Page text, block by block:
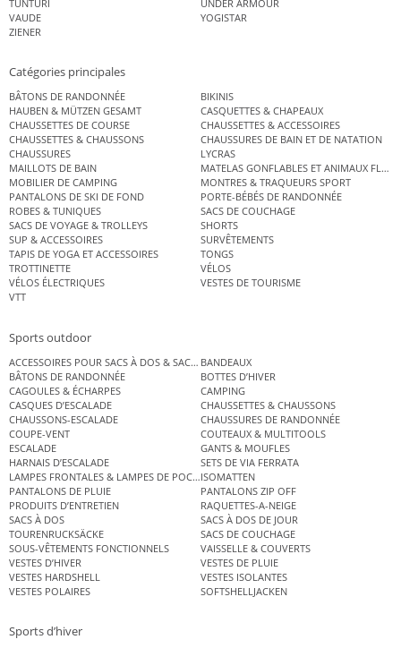
TUNTURI
UNDER ARMOUR
VAUDE
YOGISTAR
ZIENER
Catégories principales
BÂTONS DE RANDONNÉE
BIKINIS
HAUBEN & MÜTZEN GESAMT
CASQUETTES & CHAPEAUX
CHAUSSETTES DE COURSE
CHAUSSETTES & ACCESSOIRES
CHAUSSETTES & CHAUSSONS
CHAUSSURES DE BAIN ET DE NATATION
CHAUSSURES
LYCRAS
MAILLOTS DE BAIN
MATELAS GONFLABLES ET ANIMAUX
MOBILIER DE CAMPING
MONTRES & TRAQUEURS SPORT
PANTALONS DE SKI DE FOND
PORTE-BÉBÉS DE RANDONNÉE
ROBES & TUNIQUES
SACS DE COUCHAGE
SACS DE VOYAGE & TROLLEYS
SHORTS
SUP & ACCESSOIRES
SURVÊTEMENTS
TAPIS DE YOGA ET ACCESSOIRES
TONGS
TROTTINETTE
VÉLOS
VÉLOS ÉLECTRIQUES
VESTES DE TOURISME
VTT
Sports outdoor
ACCESSOIRES POUR SACS À DOS & SACS ÉTANCHES
BANDEAUX
BÂTONS DE RANDONNÉE
BOTTES D’HIVER
CAGOULES & ÉCHARPES
CAMPING
CASQUES D’ESCALADE
CHAUSSETTES & CHAUSSONS
CHAUSSONS-ESCALADE
CHAUSSURES DE RANDONNÉE
COUPE-VENT
COUTEAUX & MULTITOOLS
ESCALADE
GANTS & MOUFLES
HARNAIS D’ESCALADE
SETS DE VIA FERRATA
LAMPES FRONTALES & LAMPES DE POCHEISOMATTEN
PANTALONS DE PLUIE
PANTALONS ZIP OFF
PRODUITS D’ENTRETIEN
RAQUETTES-A-NEIGE
SACS À DOS
SACS À DOS DE JOUR
TOURENRUCKSÄCKE
SACS DE COUCHAGE
SOUS-VÊTEMENTS FONCTIONNELS
VAISSELLE & COUVERTS
VESTES D’HIVER
VESTES DE PLUIE
VESTES HARDSHELL
VESTES ISOLANTES
VESTES POLAIRES
SOFTSHELLJACKEN
Sports d’hiver